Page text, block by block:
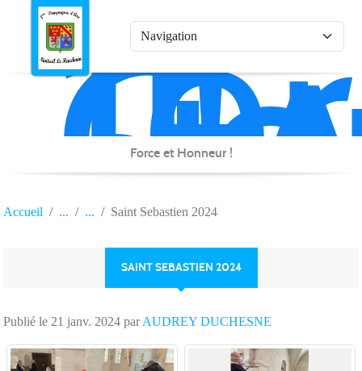
de
Force et Honneur !
Accueil Saint Sebastien 2024
SAINT SEBASTIEN 2024
Publié le 21 janv. 2024 parAUDREY DUCHESNE
Panneau de gestion des cookies